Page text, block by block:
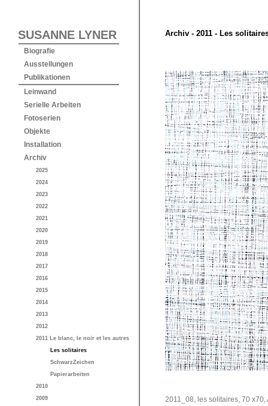
SUSANNE LYNER
Biografie
Ausstellungen
Publikationen
Leinwand
Serielle Arbeiten
Fotoserien
Objekte
Installation
Archiv
2025
2024
2023
2022
2021
2020
2019
2018
2017
2016
2015
2014
2013
2012
2011 Le blanc, le noir et les autres
Les solitaires
SchwarzZeichen
Papierarbeiten
2010
2009
Archiv - 2011 - Les
2011_08, les solitaires, 70